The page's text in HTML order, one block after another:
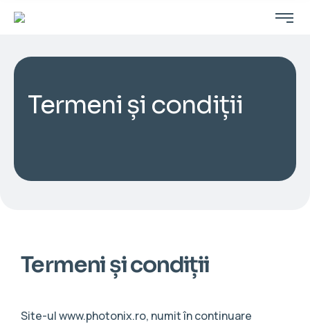
Termeni și condiții
Termeni și condiții
Site-ul www.photonix.ro, numit în continuare